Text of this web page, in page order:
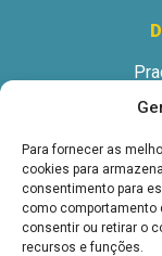
Para fornecer as
cookies para
consentimento para
como comportamento
consentir ou retirar o
recursos e funções.